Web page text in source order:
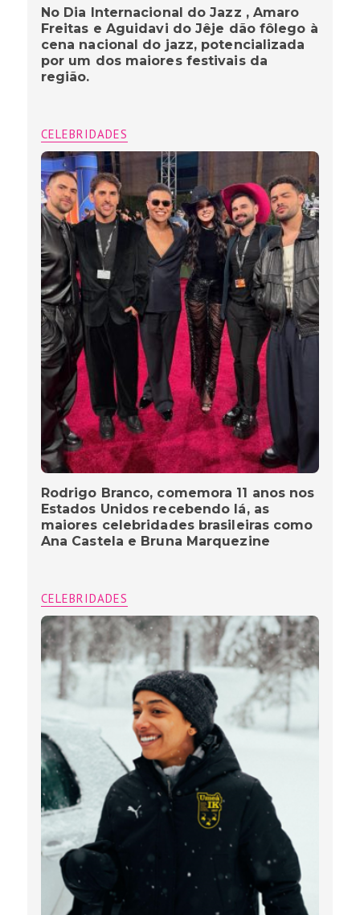
No Dia Internacional do Jazz , Amaro
Freitas e Aguidavi do Jêje dão fôlego à
cena nacional do jazz, potencializada
por um dos maiores festivais da
região.
CELEBRIDADES
Rodrigo Branco, comemora 11 anos nos
Estados Unidos recebendo lá, as
maiores celebridades brasileiras como
Ana Castela e Bruna Marquezine
CELEBRIDADES